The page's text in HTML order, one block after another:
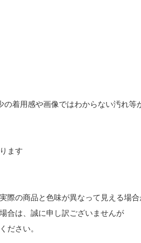
着用感や画像ではわからない汚れ等
ます
の商品と色味が異なって見える場
合は、誠に申し訳ございませんが
ださい。